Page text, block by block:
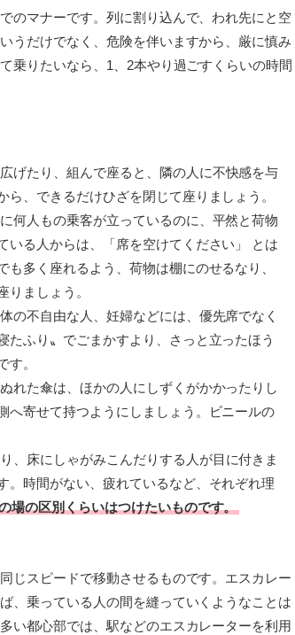
のマナーです。列に割り込んで、われ先にと空
うだけでなく、危険を伴いますから、厳に慎み
乗りたいなら、1、2本やり過ごすくらいの時間
たり、組んで座ると、隣の人に不快感を与
、できるだけひざを閉じて座りましょう。
人もの乗客が立っているのに、平然と荷物
いる人からは、「席を空けてください」 とは
多く座れるよう、荷物は棚にのせるなり、
ましょう。
不自由な人、妊婦などには、優先席でなく
ふり〟でごまかすより、さっと立ったほう
す。
た傘は、ほかの人にしずくがかかったりし
へ寄せて持つようにしましょう。ビニールの
床にしゃがみこんだりする人が目に付きま
。時間がない、疲れているなど、それぞれ理
場の区別くらいはつけたいものです。
じスピードで移動させるものです。エスカレー
、乗っている人の間を縫っていくようなことは
い都心部では、駅などのエスカレーターを利用